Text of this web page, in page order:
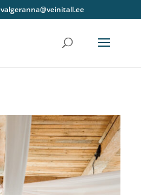
valgeranna@veinitall.ee